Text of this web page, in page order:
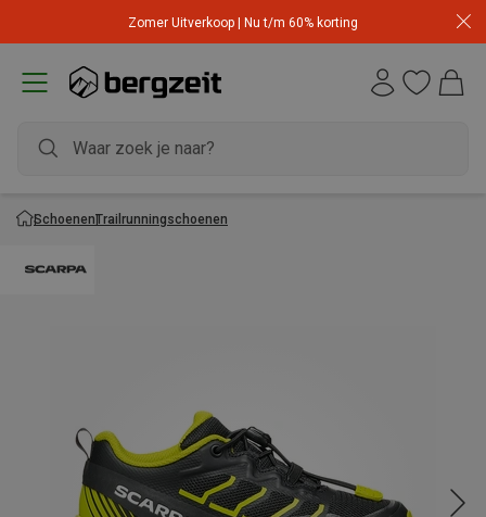
Zomer Uitverkoop | Nu t/m 60% korting
SchoenenTrailrunningschoenen